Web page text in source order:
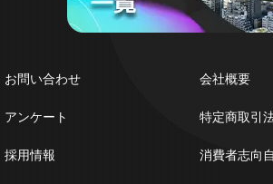
お問い合わせ
アンケート
採用情報
会社概要
特定商取引
消費者志向